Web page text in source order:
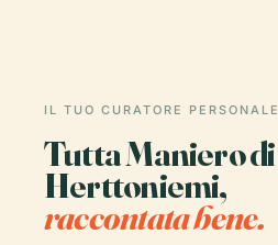
IL TUO CURATORE PERSONALE
Tutta Maniero di
Herttoniemi,
raccontata bene.